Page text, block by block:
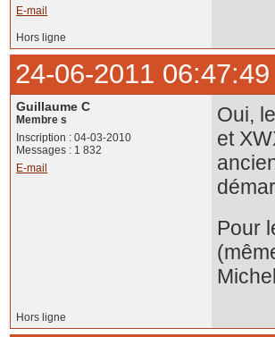
E-mail
Hors ligne
24-06-2011 06:47:49
Guillaume C
Membre s
Inscription : 04-03-2010
Messages : 1 832
E-mail
Oui,
et
Pour
Hors ligne